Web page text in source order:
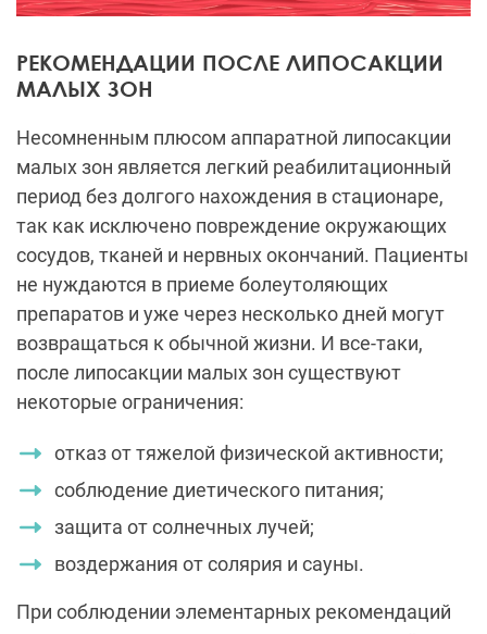
РЕКОМЕНДАЦИИ ПОСЛЕ ЛИПОСАКЦИИ
МАЛЫХ ЗОН
Несомненным плюсом аппаратной липосакции
малых зон является легкий реабилитационный
период без долгого нахождения в стационаре,
так как исключено повреждение окружающих
сосудов, тканей и нервных окончаний. Пациенты
не нуждаются в приеме болеутоляющих
препаратов и уже через несколько дней могут
возвращаться к обычной жизни. И все-таки,
после липосакции малых зон существуют
некоторые ограничения:
отказ от тяжелой физической активности;
соблюдение диетического питания;
защита от солнечных лучей;
воздержания от солярия и сауны.
При соблюдении элементарных рекомендаций